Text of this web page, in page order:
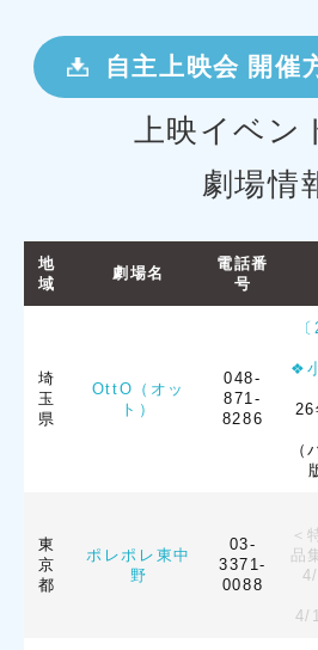
自主上映会 開催
上映イベン
劇場情
地
域
劇場名
電話番
号
埼
玉
県
OttO（オッ
ト）
048-
871-
8286
❖
東
京
都
ポレポレ東中
野
03-
3371-
0088
＜
品
4/